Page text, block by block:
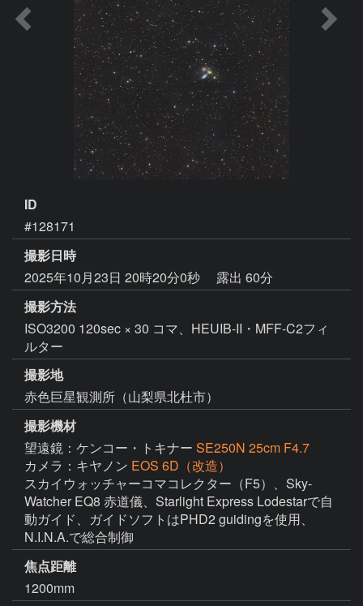
ID
#128171
撮影日時
2025年10月23日 20時20分0秒
露出 60分
撮影方法
ISO3200 120sec × 30 コマ、HEUIB-II・MFF-C2フィ
ルター
撮影地
赤色巨星観測所（山梨県北杜市）
撮影機材
望遠鏡：ケンコー・トキナー SE250N 25cm F4.7
カメラ：キヤノン EOS 6D（改造）
スカイウォッチャーコマコレクター（F5）、Sky-
Watcher EQ8 赤道儀、Starlight Express Lodestarで自
動ガイド、ガイドソフトはPHD2 guidingを使用、
N.I.N.A.で総合制御
焦点距離
1200mm